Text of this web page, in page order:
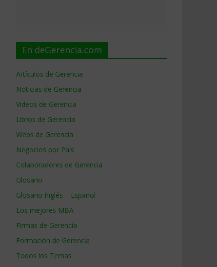
En deGerencia.com
Artículos de Gerencia
Noticias de Gerencia
Videos de Gerencia
Libros de Gerencia
Webs de Gerencia
Negocios por País
Colaboradores de Gerencia
Glosario
Glosario Inglés – Español
Los mejores MBA
Firmas de Gerencia
Formación de Gerencia
Todos los Temas